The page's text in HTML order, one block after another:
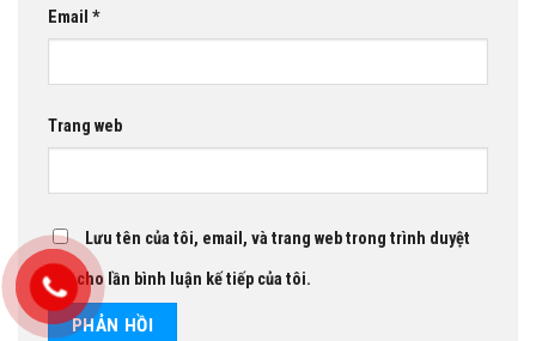
Email *
Trang web
Lưu tên của tôi, email, và trang web trong trình duyệt
này cho lần bình luận kế tiếp của tôi.